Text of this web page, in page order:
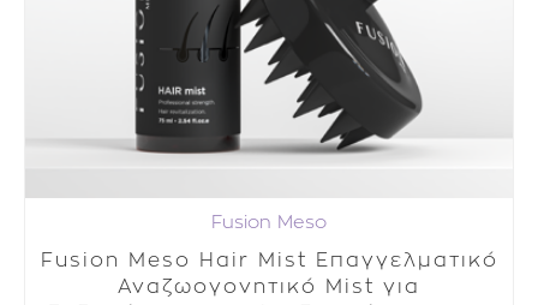
Fusion Meso
Fusion Meso Hair Mist Επαγγελματικό
Αναζωογονητικό Mist για